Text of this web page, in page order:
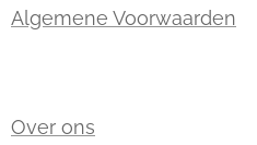
Algemene Voorwaarden
Over ons